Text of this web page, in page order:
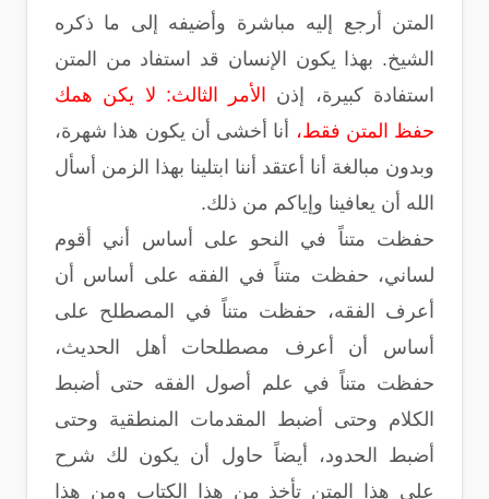
المتن أرجع إليه مباشرة وأضيفه إلى ما ذكره
الشيخ. بهذا يكون الإنسان قد استفاد من المتن
استفادة كبيرة، إذن
الأمر الثالث: لا يكن همك
حفظ المتن فقط،
أنا أخشى أن يكون هذا شهرة،
وبدون مبالغة أنا أعتقد أننا ابتلينا بهذا الزمن أسأل
الله أن يعافينا وإياكم من ذلك.
حفظت متناً في النحو على أساس أني أقوم
لساني، حفظت متناً في الفقه على أساس أن
أعرف الفقه، حفظت متناً في المصطلح على
أساس أن أعرف مصطلحات أهل الحديث،
حفظت متناً في علم أصول الفقه حتى أضبط
الكلام وحتى أضبط المقدمات المنطقية وحتى
أضبط الحدود، أيضاً حاول أن يكون لك شرح
على هذا المتن تأخذ من هذا الكتاب ومن هذا